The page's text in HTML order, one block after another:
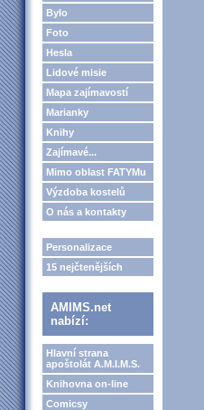
Bylo
Foto
Hesla
Lidové misie
Mapa zajímavostí
Marianky
Knihy
Zajímavé...
Mimo oblast FATYMu
Výzdoba kostelů
O nás a kontakty
Personalizace
15 nejčtenějších
AMIMS.net
nabízí:
Hlavní strana
apoštolát A.M.I.M.S.
Knihovna on-line
Comicsy